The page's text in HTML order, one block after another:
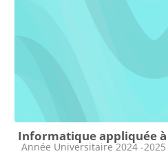
Informatique appliquée
Catégorie de cours
Année Universitaire 2024 -2025